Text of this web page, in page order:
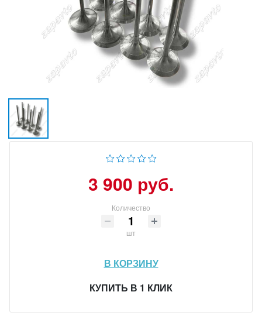
3 900 руб.
Количество
шт
В КОРЗИНУ
КУПИТЬ В 1 КЛИК